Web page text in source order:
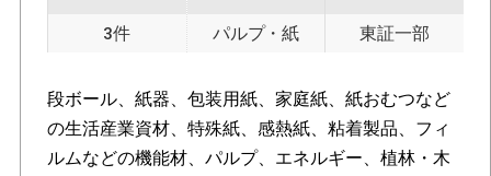
3件 パルプ・紙 東証一部
段ボール、紙器、包装用紙、家庭紙、紙おむつなど
の生活産業資材、特殊紙、感熱紙、粘着製品、フィ
ルムなどの機能材、パルプ、エネルギー、植林・木